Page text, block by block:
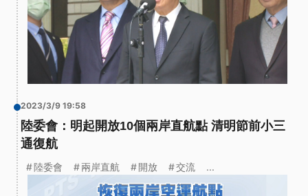
2023/3/9 19:58
陸委會：明起開放10個兩岸直航點 清明節前小三
通復航
陸委會 兩岸直航 開放 交流 ...